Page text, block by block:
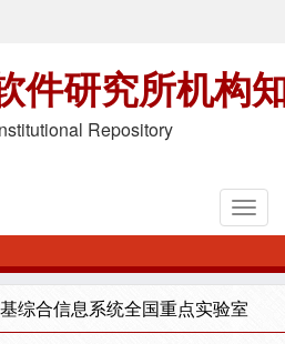
件研究所机构
Repository
综合信息系统全国重点实验室